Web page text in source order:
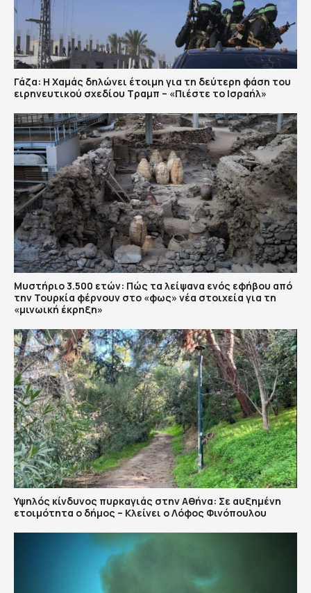
Γάζα: Η Χαμάς δηλώνει έτοιμη για τη δεύτερη φάση του
ειρηνευτικού σχεδίου Τραμπ – «Πιέστε το Ισραήλ»
Μυστήριο 3.500 ετών: Πώς τα λείψανα ενός εφήβου από
την Τουρκία φέρνουν στο «φως» νέα στοιχεία για τη
«μινωική έκρηξη»
Υψηλός κίνδυνος πυρκαγιάς στην Αθήνα: Σε αυξημένη
ετοιμότητα ο δήμος – Κλείνει ο Λόφος Φινόπουλου